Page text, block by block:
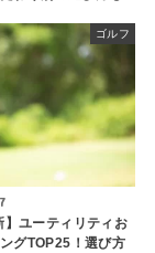
ゴルフ
】ユーティリティお
グTOP25！選び方